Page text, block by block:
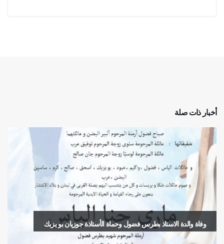
أخبار ذات صلة
وفاة والدة الاستاذ بطرس فضول وحماة الأستاذة جوزيان بو يزبك